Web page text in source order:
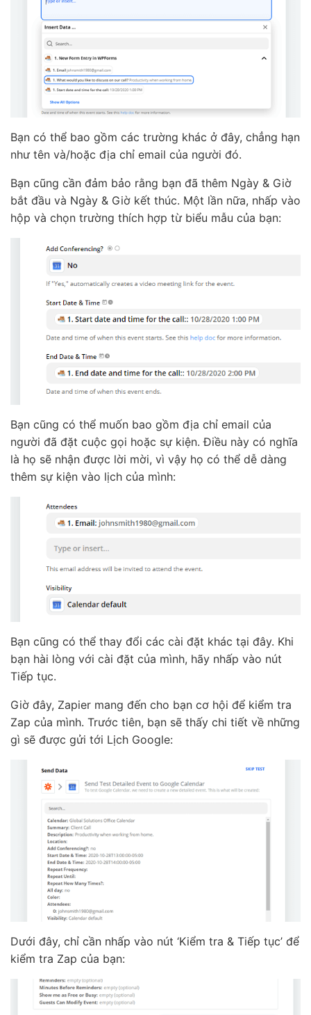
Bạn có thể bao gồm các trường khác ở đây, chẳng hạn
như tên và/hoặc địa chỉ email của người đó.
Bạn cũng cần đảm bảo rằng bạn đã thêm Ngày & Giờ
bắt đầu và Ngày & Giờ kết thúc. Một lần nữa, nhấp vào
hộp và chọn trường thích hợp từ biểu mẫu của bạn:
Bạn cũng có thể muốn bao gồm địa chỉ email của
người đã đặt cuộc gọi hoặc sự kiện. Điều này có nghĩa
là họ sẽ nhận được lời mời, vì vậy họ có thể dễ dàng
thêm sự kiện vào lịch của mình:
Bạn cũng có thể thay đổi các cài đặt khác tại đây. Khi
bạn hài lòng với cài đặt của mình, hãy nhấp vào nút
Tiếp tục.
Giờ đây, Zapier mang đến cho bạn cơ hội để kiểm tra
Zap của mình. Trước tiên, bạn sẽ thấy chi tiết về những
gì sẽ được gửi tới Lịch Google:
Dưới đây, chỉ cần nhấp vào nút ‘Kiểm tra & Tiếp tục’ để
kiểm tra Zap của bạn: